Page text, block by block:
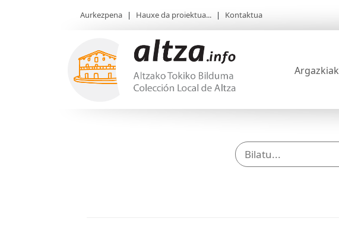
Aurkezpena | Hauxe da proiektua... | Kontaktua
Argazkiak